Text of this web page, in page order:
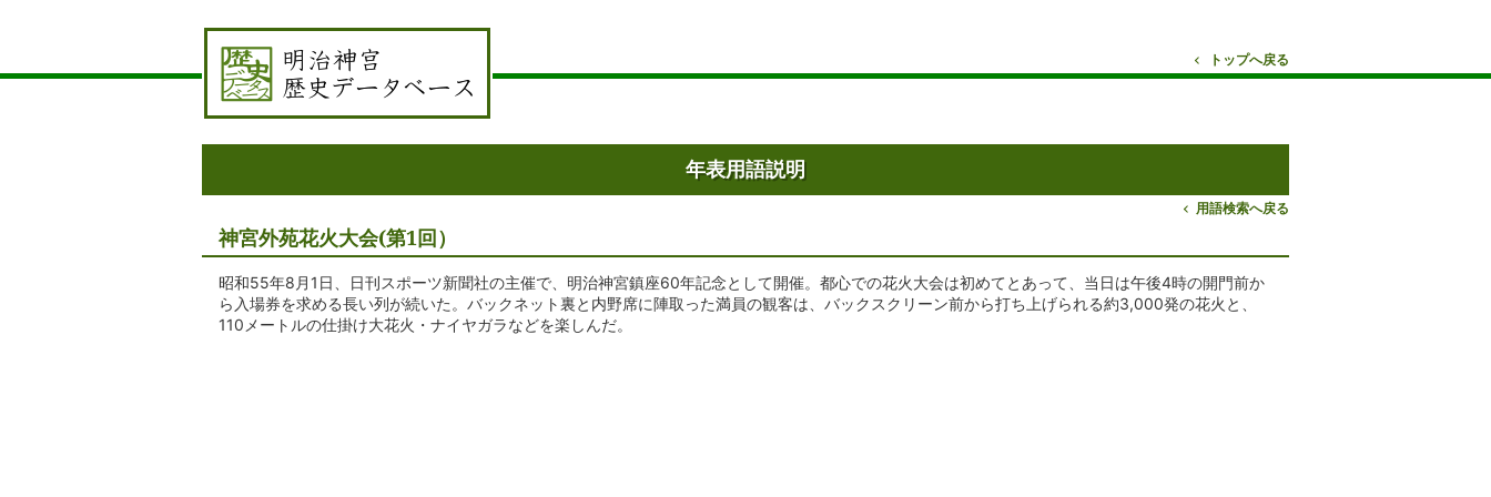
トップへ戻る
年表用語説明
用語検索へ戻る
神宮外苑花火大会(第1回）
昭和55年8月1日、日刊スポーツ新聞社の主催で、明治神宮鎮座60年記念として開催。都心での花火大会は初めてとあって、当日は午後4時の開門前か
ら入場券を求める長い列が続いた。バックネット裏と内野席に陣取った満員の観客は、バックスクリーン前から打ち上げられる約3,000発の花火と、
110メートルの仕掛け大花火・ナイヤガラなどを楽しんだ。